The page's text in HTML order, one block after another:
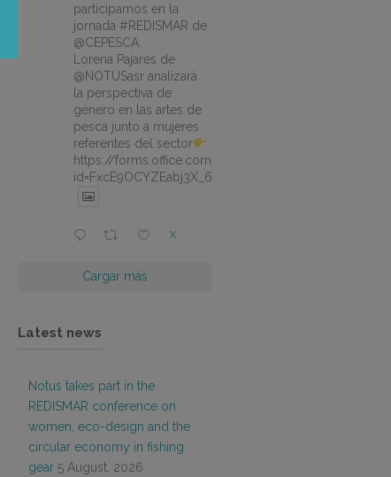
participamos en la
jornada #REDISMAR de
@CEPESCA.
Lorena Pajares de
@NOTUSasr analizará
la perspectiva de
género en las artes de
pesca junto a mujeres
referentes del sector
https://forms.office.com/pages/responsepage.aspx?
X
Cargar más
Latest news
Notus takes part in the
REDISMAR conference on
women, eco-design and the
circular economy in fishing
gear 5 August, 2026